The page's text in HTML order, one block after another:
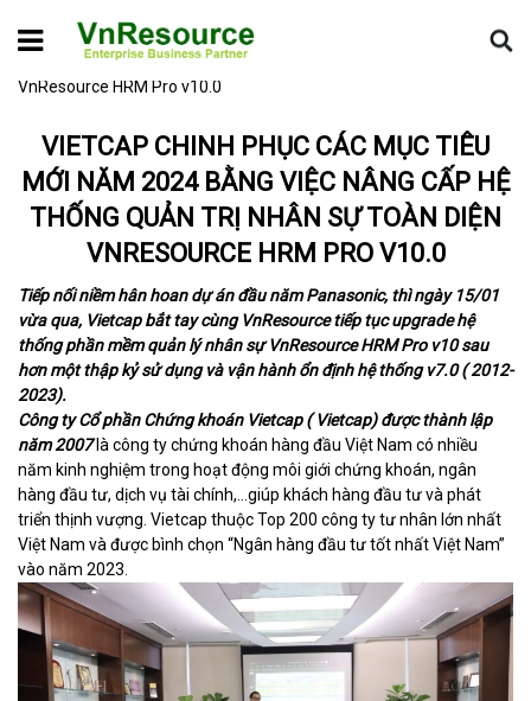
Home Tin dự án
Vietcap chinh phục các mục tiêu mới năm
2024 bằng việc nâng cấp hệ thống quản trị nhân sự toàn diện
VnResource HRM Pro v10.0
VIETCAP CHINH PHỤC CÁC MỤC TIÊU
MỚI NĂM 2024 BẰNG VIỆC NÂNG CẤP HỆ
THỐNG QUẢN TRỊ NHÂN SỰ TOÀN DIỆN
VNRESOURCE HRM PRO V10.0
Tiếp nối niềm hân hoan dự án đầu năm Panasonic, thì ngày 15/01
vừa qua, Vietcap bắt tay cùng VnResource tiếp tục upgrade hệ
thống phần mềm quản lý nhân sự VnResource HRM Pro v10 sau
hơn một thập kỷ sử dụng và vận hành ổn định hệ thống v7.0 ( 2012-
2023).
Công ty Cổ phần Chứng khoán Vietcap ( Vietcap) được thành lập
năm 2007là công ty chứng khoán hàng đầu Việt Nam có nhiều
năm kinh nghiệm trong hoạt động môi giới chứng khoán, ngân
hàng đầu tư, dịch vụ tài chính,…giúp khách hàng đầu tư và phát
triển thịnh vượng. Vietcap thuộc Top 200 công ty tư nhân lớn nhất
Việt Nam và được bình chọn “Ngân hàng đầu tư tốt nhất Việt Nam”
vào năm 2023.